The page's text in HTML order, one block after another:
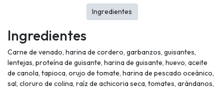
Ingredientes
Carne de venado, harina de cordero, garbanzos, guisantes,
lentejas, proteína de guisante, harina de guisante, huevo, aceite
de canola, tapioca, orujo de tomate, harina de pescado oceánico,
sal, cloruro de colina, raíz de achicoria seca, tomates, arándanos,
Ingredientes